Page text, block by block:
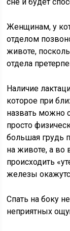
Женщинам, у
отделом
животе,
отдела
Наличие
которое при
назвать можно
просто
большая грудь
на животе, а во
происходить
железы
Спать на боку
неприятных